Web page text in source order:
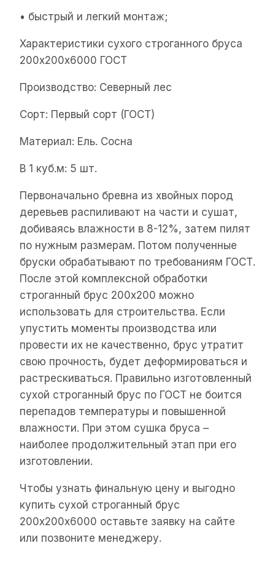
• быстрый и легкий монтаж;
Характеристики сухого строганного бруса
200х200х6000 ГОСТ
Производство: Северный лес
Сорт: Первый сорт (ГОСТ)
Материал: Ель. Сосна
В 1 куб.м: 5 шт.
Первоначально бревна из хвойных пород
деревьев распиливают на части и сушат,
добиваясь влажности в 8-12%, затем пилят
по нужным размерам. Потом полученные
бруски обрабатывают по требованиям ГОСТ.
После этой комплексной обработки
строганный брус 200х200 можно
использовать для строительства. Если
упустить моменты производства или
провести их не качественно, брус утратит
свою прочность, будет деформироваться и
растрескиваться. Правильно изготовленный
сухой строганный брус по ГОСТ не боится
перепадов температуры и повышенной
влажности. При этом сушка бруса –
наиболее продолжительный этап при его
изготовлении.
Чтобы узнать финальную цену и выгодно
купить сухой строганный брус
200х200х6000 оставьте заявку на сайте
или позвоните менеджеру.